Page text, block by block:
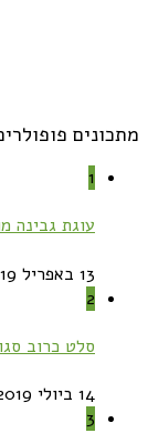
מתכונים
1
עוגת גבינה
13 באפריל 2019
2
סלט כרוב
14 ביולי 2019
3